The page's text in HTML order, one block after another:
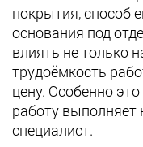
покрытия, способ
основания под
влиять не только
трудоёмкость
цену. Особенно
работу
специалист.